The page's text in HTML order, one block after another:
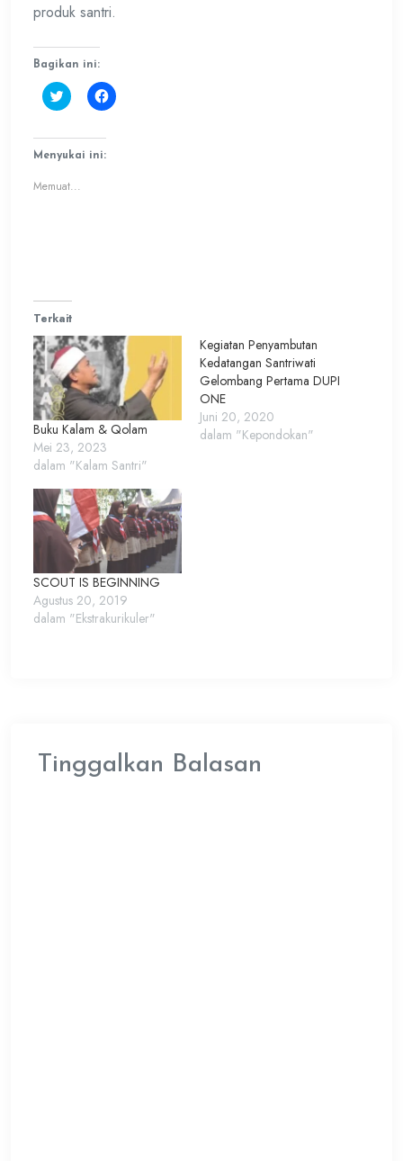
produk santri.
Bagikan ini:
Klik
untuk
Twitter(Membuka
di
jendela
baru)
Klik
untuk
Menyukai ini:
Memuat...
Terkait
Buku Kalam & Qolam
Mei 23, 2023
dalam "Kalam Santri"
Kegiatan Penyambutan
Kedatangan Santriwati
Gelombang Pertama DUPI
ONE
Juni 20, 2020
dalam "Kepondokan"
SCOUT IS BEGINNING
Agustus 20, 2019
dalam "Ekstrakurikuler"
Tinggalkan Balasan